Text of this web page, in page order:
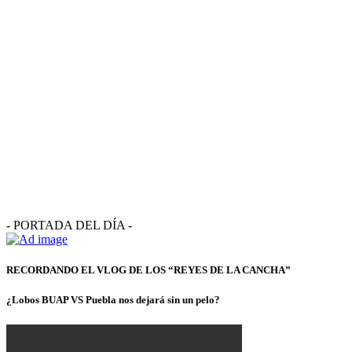
- PORTADA DEL DÍA -
RECORDANDO EL VLOG DE LOS “REYES DE LA CANCHA”
¿Lobos BUAP VS Puebla nos dejará sin un pelo?